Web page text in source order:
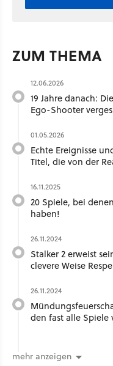
ZUM THEMA
12.06.2026
19 Jahre danach:
Ego-Shooter
01.05.2026
Echte Ereignisse
Titel, die von der
16.11.2025
20 Spiele, bei
haben!
26.11.2024
Stalker 2 erweist
clevere Weise
26.11.2024
den fast alle Spiele
mehr anzeigen